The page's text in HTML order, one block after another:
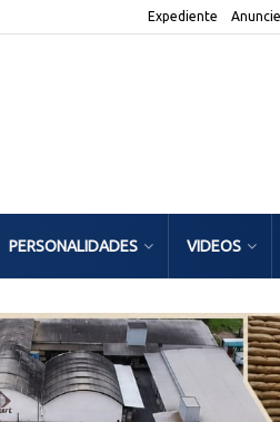
Expediente Anuncie
PERSONALIDADES VIDEOS